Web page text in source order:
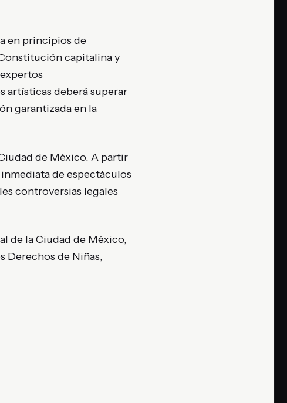
en principios de
capitalina y
artísticas deberá superar
garantizada en la
de México. A partir
de espectáculos
controversias legales
de la Ciudad de México,
Derechos de Niñas,